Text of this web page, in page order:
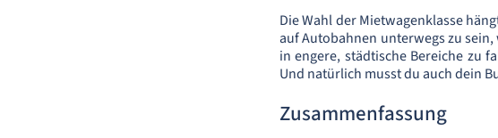
Die Wahl der Mietwagenklasse
auf Autobahnen unterwegs zu
in engere, städtische Bereiche zu
Und natürlich musst du auch dein
Zusammenfassung